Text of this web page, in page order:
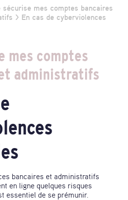
sécurise mes comptes bancaires
> En cas de cyberviolences
mes comptes
administratifs
bancaires et administratifs
en ligne quelques risques
essentiel de se prémunir.